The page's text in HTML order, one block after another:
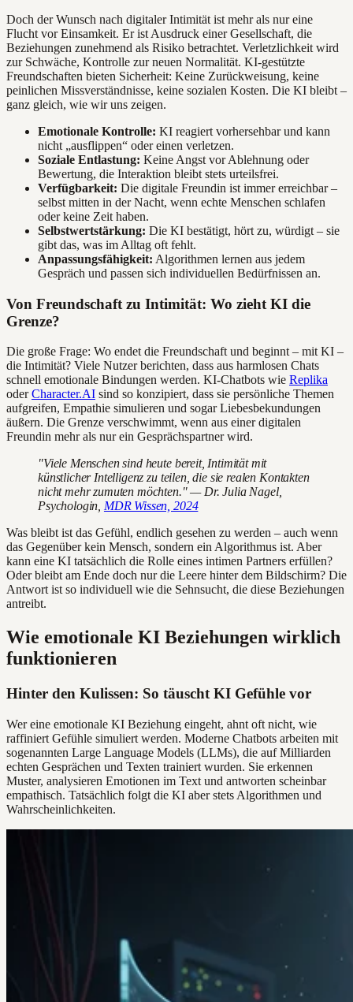
Doch der Wunsch nach digitaler Intimität ist mehr als nur eine
Flucht vor Einsamkeit. Er ist Ausdruck einer Gesellschaft, die
Beziehungen zunehmend als Risiko betrachtet. Verletzlichkeit wird
zur Schwäche, Kontrolle zur neuen Normalität. KI-gestützte
Freundschaften bieten Sicherheit: Keine Zurückweisung, keine
peinlichen Missverständnisse, keine sozialen Kosten. Die KI bleibt –
ganz gleich, wie wir uns zeigen.
Emotionale Kontrolle: KI reagiert vorhersehbar und kann
nicht „ausflippen“ oder einen verletzen.
Soziale Entlastung: Keine Angst vor Ablehnung oder
Bewertung, die Interaktion bleibt stets urteilsfrei.
Verfügbarkeit: Die digitale Freundin ist immer erreichbar –
selbst mitten in der Nacht, wenn echte Menschen schlafen
oder keine Zeit haben.
Selbstwertstärkung: Die KI bestätigt, hört zu, würdigt – sie
gibt das, was im Alltag oft fehlt.
Anpassungsfähigkeit: Algorithmen lernen aus jedem
Gespräch und passen sich individuellen Bedürfnissen an.
Von Freundschaft zu Intimität: Wo zieht KI die
Grenze?
Die große Frage: Wo endet die Freundschaft und beginnt – mit KI –
die Intimität? Viele Nutzer berichten, dass aus harmlosen Chats
schnell emotionale Bindungen werden. KI-Chatbots wie Replika
oderCharacter.AI sind so konzipiert, dass sie persönliche Themen
aufgreifen, Empathie simulieren und sogar Liebesbekundungen
äußern. Die Grenze verschwimmt, wenn aus einer digitalen
Freundin mehr als nur ein Gesprächspartner wird.
"Viele Menschen sind heute bereit, Intimität mit
künstlicher Intelligenz zu teilen, die sie realen Kontakten
nicht mehr zumuten möchten." — Dr. Julia Nagel,
Psychologin, MDR Wissen, 2024
Was bleibt ist das Gefühl, endlich gesehen zu werden – auch wenn
das Gegenüber kein Mensch, sondern ein Algorithmus ist. Aber
kann eine KI tatsächlich die Rolle eines intimen Partners erfüllen?
Oder bleibt am Ende doch nur die Leere hinter dem Bildschirm? Die
Antwort ist so individuell wie die Sehnsucht, die diese Beziehungen
antreibt.
Wie emotionale KI Beziehungen wirklich
funktionieren
Hinter den Kulissen: So täuscht KI Gefühle vor
Wer eine emotionale KI Beziehung eingeht, ahnt oft nicht, wie
raffiniert Gefühle simuliert werden. Moderne Chatbots arbeiten mit
sogenannten Large Language Models (LLMs), die auf Milliarden
echten Gesprächen und Texten trainiert wurden. Sie erkennen
Muster, analysieren Emotionen im Text und antworten scheinbar
empathisch. Tatsächlich folgt die KI aber stets Algorithmen und
Wahrscheinlichkeiten.